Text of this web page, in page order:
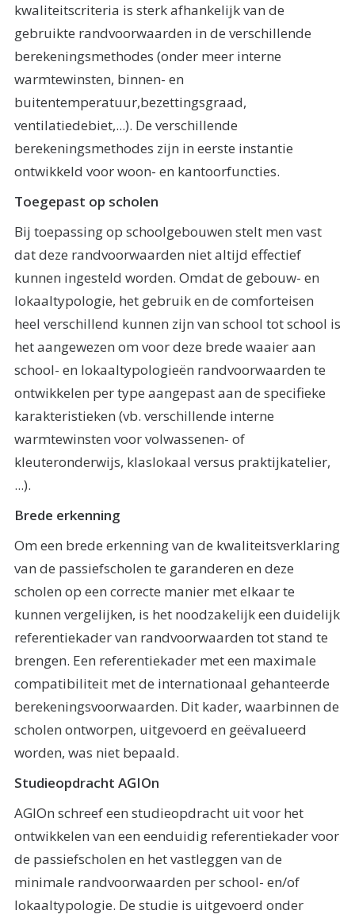
kwaliteitscriteria is sterk afhankelijk van de
gebruikte randvoorwaarden in de verschillende
berekeningsmethodes (onder meer interne
warmtewinsten, binnen- en
buitentemperatuur,bezettingsgraad,
ventilatiedebiet,...). De verschillende
berekeningsmethodes zijn in eerste instantie
ontwikkeld voor woon- en kantoorfuncties.
Toegepast op scholen
Bij toepassing op schoolgebouwen stelt men vast
dat deze randvoorwaarden niet altijd effectief
kunnen ingesteld worden. Omdat de gebouw- en
lokaaltypologie, het gebruik en de comforteisen
heel verschillend kunnen zijn van school tot school is
het aangewezen om voor deze brede waaier aan
school- en lokaaltypologieën randvoorwaarden te
ontwikkelen per type aangepast aan de specifieke
karakteristieken (vb. verschillende interne
warmtewinsten voor volwassenen- of
kleuteronderwijs, klaslokaal versus praktijkatelier,
...).
Brede erkenning
Om een brede erkenning van de kwaliteitsverklaring
van de passiefscholen te garanderen en deze
scholen op een correcte manier met elkaar te
kunnen vergelijken, is het noodzakelijk een duidelijk
referentiekader van randvoorwaarden tot stand te
brengen. Een referentiekader met een maximale
compatibiliteit met de internationaal gehanteerde
berekeningsvoorwaarden. Dit kader, waarbinnen de
scholen ontworpen, uitgevoerd en geëvalueerd
worden, was niet bepaald.
Studieopdracht AGIOn
AGIOn schreef een studieopdracht uit voor het
ontwikkelen van een eenduidig referentiekader voor
de passiefscholen en het vastleggen van de
minimale randvoorwaarden per school- en/of
lokaaltypologie. De studie is uitgevoerd onder